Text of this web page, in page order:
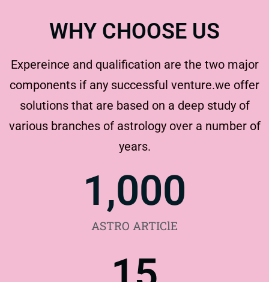
WHY CHOOSE US
Expereince and qualification are the two major
components if any successful venture.we offer
solutions that are based on a deep study of
various branches of astrology over a number of
years.
ASTRO ARTIClE
1,000